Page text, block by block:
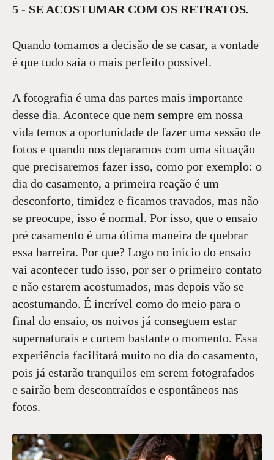
5 - SE ACOSTUMAR COM OS RETRATOS.
Quando tomamos a decisão de se casar, a vontade
é que tudo saia o mais perfeito possível.
A fotografia é uma das partes mais importante
desse dia. Acontece que nem sempre em nossa
vida temos a oportunidade de fazer uma sessão de
fotos e quando nos deparamos com uma situação
que precisaremos fazer isso, como por exemplo: o
dia do casamento, a primeira reação é um
desconforto, timidez e ficamos travados, mas não
se preocupe, isso é normal. Por isso, que o ensaio
pré casamento é uma ótima maneira de quebrar
essa barreira. Por que? Logo no início do ensaio
vai acontecer tudo isso, por ser o primeiro contato
e não estarem acostumados, mas depois vão se
acostumando. É incrível como do meio para o
final do ensaio, os noivos já conseguem estar
supernaturais e curtem bastante o momento. Essa
experiência facilitará muito no dia do casamento,
pois já estarão tranquilos em serem fotografados
e sairão bem descontraídos e espontâneos nas
fotos.